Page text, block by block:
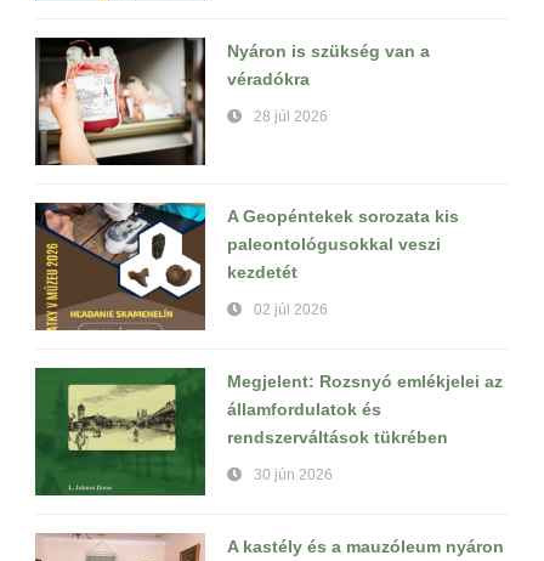
Nyáron is szükség van a
véradókra
28 júl 2026
A Geopéntekek sorozata kis
paleontológusokkal veszi
kezdetét
02 júl 2026
Megjelent: Rozsnyó emlékjelei az
államfordulatok és
rendszerváltások tükrében
30 jún 2026
A kastély és a mauzóleum nyáron